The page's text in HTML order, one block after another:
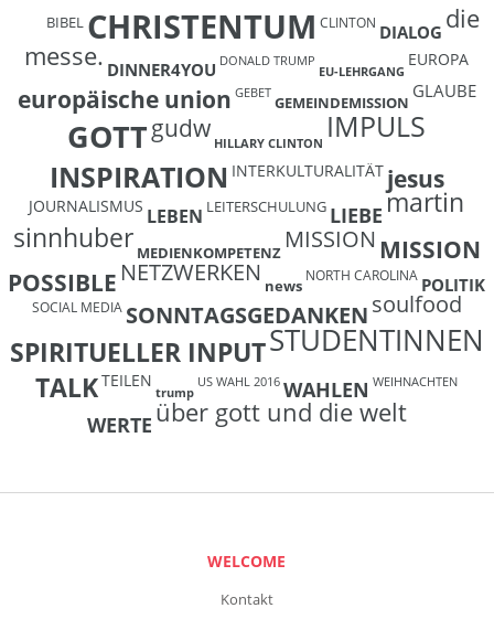
BIBEL CHRISTENTUM CLINTON DIALOG die
messe. DINNER4YOU DONALD TRUMP
EU-LEHRGANG
EUROPA
europäische union GEBET GEMEINDEMISSION
GLAUBE
GOTTgudw HILLARY CLINTON IMPULS
INSPIRATION INTERKULTURALITÄT jesus
JOURNALISMUS LEBEN LEITERSCHULUNG LIEBEmartin
sinnhuber MEDIENKOMPETENZ MISSION MISSION
POSSIBLE NETZWERKEN news
NORTH CAROLINA POLITIK
SOCIAL MEDIA SONNTAGSGEDANKENsoulfood
SPIRITUELLER INPUTSTUDENTINNEN
TALKTEILEN
trump
US WAHL 2016 WAHLEN WEIHNACHTEN
WERTE über gott und die welt
WELCOME
Kontakt